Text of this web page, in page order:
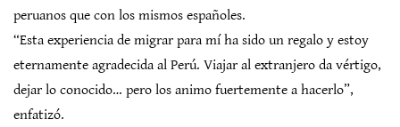
peruanos que con los mismos españoles.
“Esta experiencia de migrar para mí ha sido un regalo y estoy
eternamente agradecida al Perú. Viajar al extranjero da vértigo,
dejar lo conocido… pero los animo fuertemente a hacerlo”,
enfatizó.